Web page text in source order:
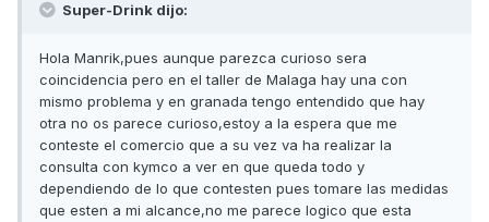
Super-Drink dijo:
Hola Manrik,pues aunque parezca curioso sera
coincidencia pero en el taller de Malaga hay una con
mismo problema y en granada tengo entendido que hay
otra no os parece curioso,estoy a la espera que me
conteste el comercio que a su vez va ha realizar la
consulta con kymco a ver en que queda todo y
dependiendo de lo que contesten pues tomare las medidas
que esten a mi alcance,no me parece logico que esta